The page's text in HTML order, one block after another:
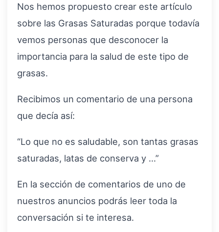
Nos hemos propuesto crear este artículo
sobre las Grasas Saturadas porque todavía
vemos personas que desconocer la
importancia para la salud de este tipo de
grasas.
Recibimos un comentario de una persona
que decía así:
“Lo que no es saludable, son tantas grasas
saturadas, latas de conserva y …”
En la sección de comentarios de uno de
nuestros anuncios podrás leer toda la
conversación si te interesa.